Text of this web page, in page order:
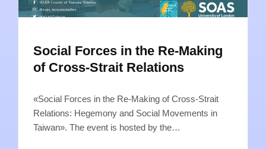
Social Forces in the Re-Making
of Cross-Strait Relations
«Social Forces in the Re-Making of Cross-Strait
Relations: Hegemony and Social Movements in
Taiwan». The event is hosted by the…